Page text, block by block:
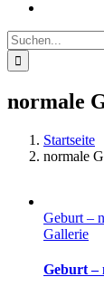
Suche
nach:
normale
Startseite
normale
Geburt –
Gallerie
Geburt –